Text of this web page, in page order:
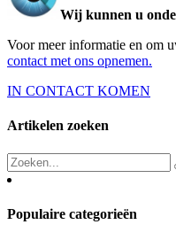
Wij kunnen u
Voor meer informatie en om
contact met ons opnemen.
IN CONTACT KOMEN
Artikelen zoeken
Populaire categorieën